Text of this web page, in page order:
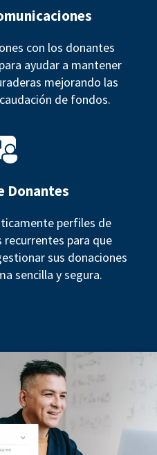
con los donantes
ayudar a mantener
mejorando las
de fondos.
Donantes
perfiles de
para que
sus donaciones
sencilla y segura.